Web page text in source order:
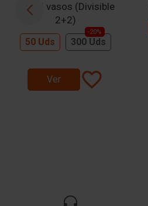
para 4 vasos (Divisible
2+2)
50 Uds 300 Uds
-20%
Ver favorite_border